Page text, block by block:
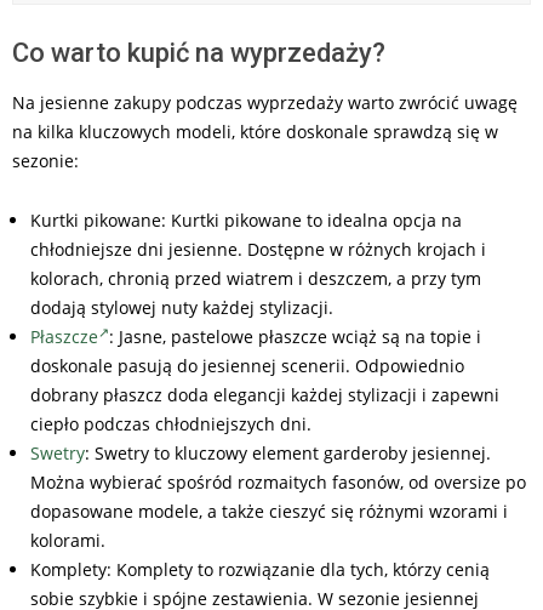
Co warto kupić na wyprzedaży?
Na jesienne zakupy podczas wyprzedaży warto zwrócić uwagę
na kilka kluczowych modeli, które doskonale sprawdzą się w
sezonie:
Kurtki pikowane: Kurtki pikowane to idealna opcja na
chłodniejsze dni jesienne. Dostępne w różnych krojach i
kolorach, chronią przed wiatrem i deszczem, a przy tym
dodają stylowej nuty każdej stylizacji.
Płaszcze : Jasne, pastelowe płaszcze wciąż są na topie i
doskonale pasują do jesiennej scenerii. Odpowiednio
dobrany płaszcz doda elegancji każdej stylizacji i zapewni
ciepło podczas chłodniejszych dni.
Swetry: Swetry to kluczowy element garderoby jesiennej.
Można wybierać spośród rozmaitych fasonów, od oversize po
dopasowane modele, a także cieszyć się różnymi wzorami i
kolorami.
Komplety: Komplety to rozwiązanie dla tych, którzy cenią
sobie szybkie i spójne zestawienia. W sezonie jesiennej